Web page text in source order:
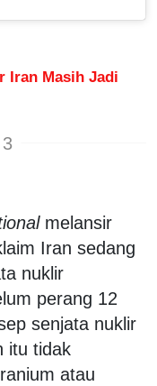
Iran Masih Jadi
melansir
Iran sedang
nuklir
perang 12
senjata nuklir
itu tidak
atau